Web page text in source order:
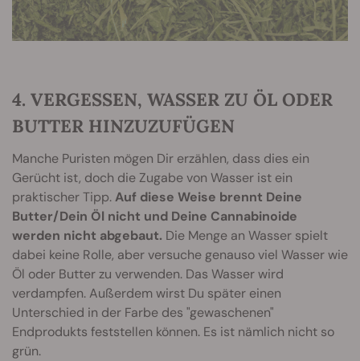
4. VERGESSEN, WASSER ZU ÖL ODER
BUTTER HINZUZUFÜGEN
Manche Puristen mögen Dir erzählen, dass dies ein
Gerücht ist, doch die Zugabe von Wasser ist ein
praktischer Tipp.Auf diese Weise brennt Deine
Butter/Dein Öl nicht und Deine Cannabinoide
werden nicht abgebaut. Die Menge an Wasser spielt
dabei keine Rolle, aber versuche genauso viel Wasser wie
Öl oder Butter zu verwenden. Das Wasser wird
verdampfen. Außerdem wirst Du später einen
Unterschied in der Farbe des "gewaschenen"
Endprodukts feststellen können. Es ist nämlich nicht so
grün.